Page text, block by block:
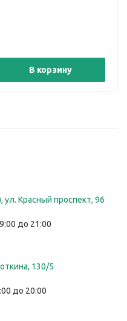
В корзину
ул. Красный проспект, 96
до 21:00
130/5
до 20:00